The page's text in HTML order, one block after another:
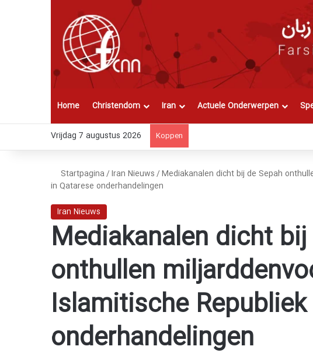
Home Christendom Iran Actuele Onderwerpen
Vrijdag 7 augustus 2026 Koppen
Startpagina/Iran Nieuws/Mediakanalen dicht bij de Sepah
in Qatarese onderhandelingen
Iran Nieuws
Mediakanalen dicht
onthullen
Islamitische
onderhandelingen